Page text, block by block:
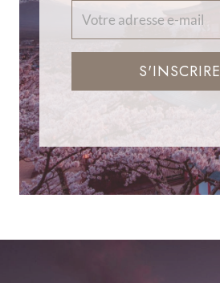
S'INSCRIRE